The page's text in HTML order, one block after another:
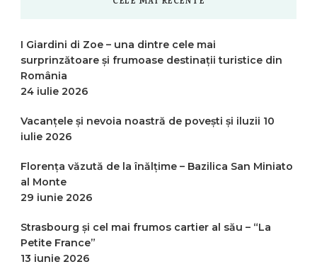
I Giardini di Zoe – una dintre cele mai
surprinzătoare și frumoase destinații turistice din
România
24 iulie 2026
Vacanțele și nevoia noastră de povești și iluzii 10
iulie 2026
Florența văzută de la înălțime – Bazilica San Miniato
al Monte
29 iunie 2026
Strasbourg și cel mai frumos cartier al său – “La
Petite France”
13 iunie 2026